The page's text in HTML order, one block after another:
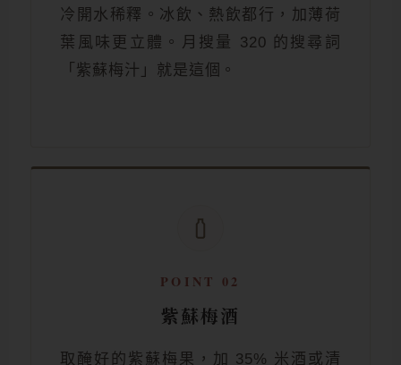
冷開水稀釋。冰飲、熱飲都行，加薄荷
葉風味更立體。月搜量 320 的搜尋詞
「紫蘇梅汁」就是這個。
POINT 02
紫蘇梅酒
取醃好的紫蘇梅果，加 35% 米酒或清